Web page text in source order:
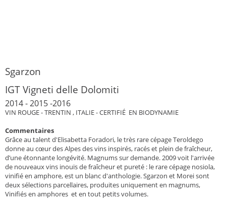
Sgarzon
IGT Vigneti delle Dolomiti
2014 - 2015 -2016
VIN ROUGE - TRENTIN , ITALIE - CERTIFIÉ EN BIODYNAMIE
Commentaires
Grâce au talent d'Elisabetta Foradori, le très rare cépage Teroldego
donne au cœur des Alpes des vins inspirés, racés et plein de fraîcheur,
d’une étonnante longévité. Magnums sur demande. 2009 voit l'arrivée
de nouveaux vins inouïs de fraîcheur et pureté : le rare cépage nosiola,
vinifié en amphore, est un blanc d'anthologie. Sgarzon et Morei sont
deux sélections parcellaires, produites uniquement en magnums,
Vinifiés en amphores et en tout petits volumes.